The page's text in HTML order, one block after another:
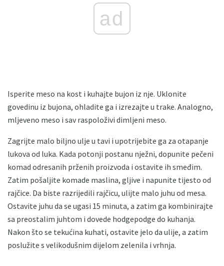
ad
Isperite meso na kost i kuhajte bujon iz nje. Uklonite
govedinu iz bujona, ohladite ga i izrezajte u trake. Analogno,
mljeveno meso i sav raspoloživi dimljeni meso.
Zagrijte malo biljno ulje u tavi i upotrijebite ga za otapanje
lukova od luka. Kada potonji postanu nježni, dopunite pečeni
komad odresanih prženih proizvoda i ostavite ih smeđim.
Zatim pošaljite komade maslina, gljive i napunite tijesto od
rajčice. Da biste razrijedili rajčicu, ulijte malo juhu od mesa.
Ostavite juhu da se ugasi 15 minuta, a zatim ga kombinirajte
sa preostalim juhtom i dovede hodgepodge do kuhanja.
Nakon što se tekućina kuhati, ostavite jelo da ulije, a zatim
poslužite s velikodušnim dijelom zelenila i vrhnja.